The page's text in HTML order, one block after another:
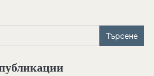
Търсене